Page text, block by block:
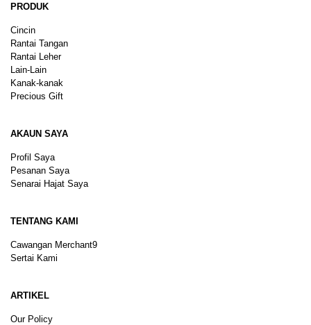
PRODUK
Cincin
Rantai Tangan
Rantai Leher
Lain-Lain
Kanak-kanak
Precious Gift
AKAUN SAYA
Profil Saya
Pesanan Saya
Senarai Hajat Saya
TENTANG KAMI
Cawangan Merchant9
Sertai Kami
ARTIKEL
Our Policy